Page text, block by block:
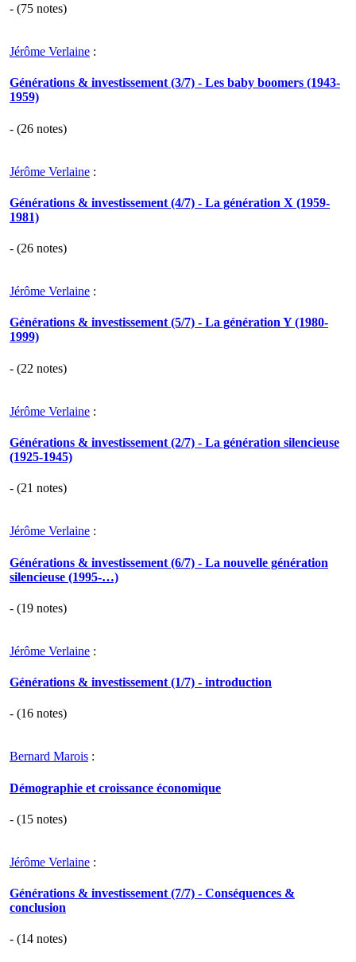
- (75 notes)
Jérôme Verlaine :
Générations & investissement (3/7) - Les baby boomers (1943-
1959)
- (26 notes)
Jérôme Verlaine :
Générations & investissement (4/7) - La génération X (1959-
1981)
- (26 notes)
Jérôme Verlaine :
Générations & investissement (5/7) - La génération Y (1980-
1999)
- (22 notes)
Jérôme Verlaine :
Générations & investissement (2/7) - La génération silencieuse
(1925-1945)
- (21 notes)
Jérôme Verlaine :
Générations & investissement (6/7) - La nouvelle génération
silencieuse (1995-…)
- (19 notes)
Jérôme Verlaine :
Générations & investissement (1/7) - introduction
- (16 notes)
Bernard Marois :
Démographie et croissance économique
- (15 notes)
Jérôme Verlaine :
Générations & investissement (7/7) - Conséquences &
conclusion
- (14 notes)